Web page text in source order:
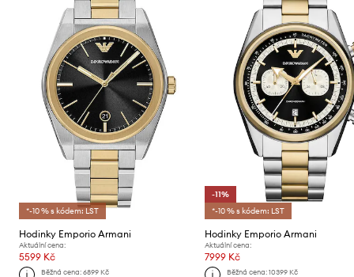
*-10 % s kódem: LST
Hodinky Emporio Armani
Aktuální cena:
5599 Kč
Běžná cena:6899 Kč
-11%
*-10 % s kódem: LST
Hodinky Emporio Armani
Aktuální cena:
7999 Kč
Běžná cena: 10399 Kč